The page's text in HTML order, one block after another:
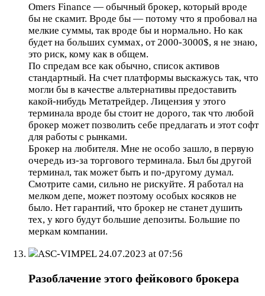
Omers Finance — обычный брокер, который вроде
бы не скамит. Вроде бы — потому что я пробовал на
мелкие суммы, так вроде бы и нормально. Но как
будет на больших суммах, от 2000-3000$, я не знаю,
это риск, кому как в общем.
По спредам все как обычно, список активов
стандартный. На счет платформы выскажусь так, что
могли бы в качестве альтернативы предоставить
какой-нибудь Метатрейдер. Лицензия у этого
терминала вроде бы стоит не дорого, так что любой
брокер может позволить себе предлагать и этот софт
для работы с рынками.
Брокер на любителя. Мне не особо зашло, в первую
очередь из-за торгового терминала. Был бы другой
терминал, так может быть и по-другому думал.
Смотрите сами, сильно не рискуйте. Я работал на
мелком депе, может поэтому особых косяков не
было. Нет гарантий, что брокер не станет душить
тех, у кого будут большие депозиты. Большие по
меркам компании.
ASC-VIMPEL24.07.2023 at 07:56
Разоблачение этого фейкового брокера